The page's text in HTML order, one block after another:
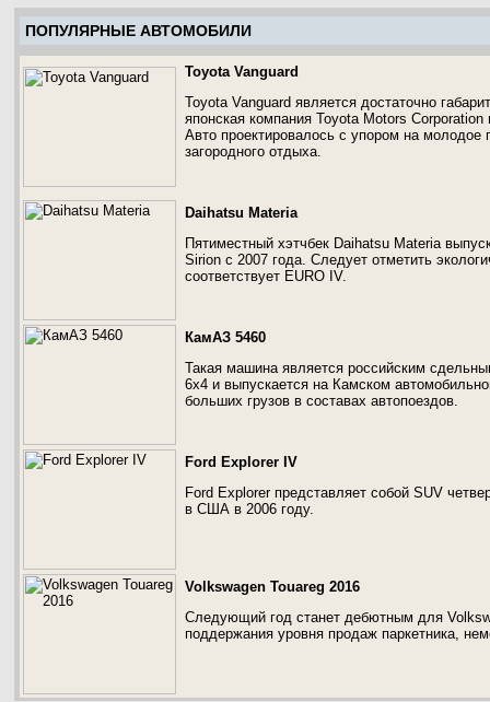
ПОПУЛЯРНЫЕ АВТОМОБИЛИ
Toyota Vanguard
Toyota Vanguard является достаточно
японская компания Toyota Motors
Авто проектировалось с упором на молодое
загородного отдыха.
Daihatsu Materia
Пятиместный хэтчбек Daihatsu Materia
Sirion c 2007 года. Следует отметить
соответствует EURO IV.
КамАЗ 5460
Такая машина является российским
6х4 и выпускается на Камском
больших грузов в составах автопоездов.
Ford Explorer IV
Ford Explorer представляет собой SUV
в США в 2006 году.
Volkswagen Touareg 2016
Следующий год станет дебютным для
поддержания уровня продаж паркетника,